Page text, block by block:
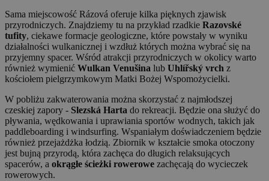
Sama miejscowość Rázová oferuje kilka pięknych zjawisk
przyrodniczych. Znajdziemy tu na przykład rzadkie Razovské
tufity, ciekawe formacje geologiczne, które powstały w wyniku
działalności wulkanicznej i wzdłuż których można wybrać się na
przyjemny spacer. Wśród atrakcji przyrodniczych w okolicy warto
również wymienić Wulkan Venušina lub Uhlířský vrch z
kościołem pielgrzymkowym Matki Bożej Wspomożycielki.
W pobliżu zakwaterowania można skorzystać z najmłodszej
czeskiej zapory - Slezská Harta do rekreacji. Będzie ona służyć do
pływania, wędkowania i uprawiania sportów wodnych, takich jak
paddleboarding i windsurfing. Wspaniałym doświadczeniem będzie
również przejażdżka łodzią. Zbiornik w kształcie smoka otoczony
jest bujną przyrodą, która zachęca do długich relaksujących
spacerów, a okrągłe ścieżki rowerowe zachęcają do wycieczek
rowerowych.